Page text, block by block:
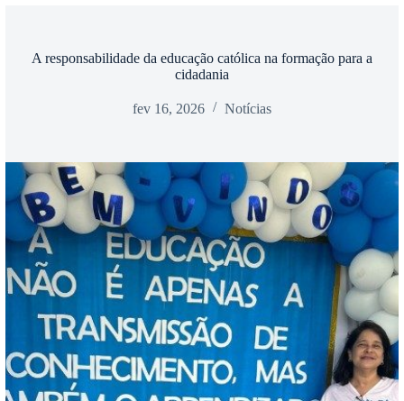
A responsabilidade da educação católica na formação para a
cidadania
fev 16, 2026 Notícias